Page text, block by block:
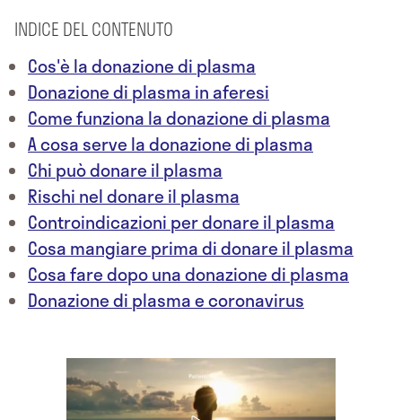
INDICE DEL CONTENUTO
Cos'è la donazione di plasma
Donazione di plasma in aferesi
Come funziona la donazione di plasma
A cosa serve la donazione di plasma
Chi può donare il plasma
Rischi nel donare il plasma
Controindicazioni per donare il plasma
Cosa mangiare prima di donare il plasma
Cosa fare dopo una donazione di plasma
Donazione di plasma e coronavirus